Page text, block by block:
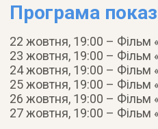
Програма
22 жовтня, 19:00 – Фільм
23 жовтня, 19:00 – Фільм
24 жовтня, 19:00 – Фільм
25 жовтня, 19:00 – Фільм
26 жовтня, 19:00 – Фільм
27 жовтня, 19:00 – Фільм